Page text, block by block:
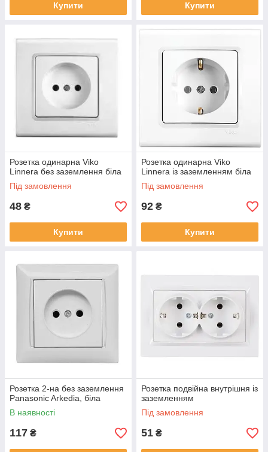
Купити Купити
Розетка одинарна Viko
Linnera без заземлення біла
Під замовлення
48 ₴
Купити
Розетка одинарна Viko
Linnera із заземленням біла
Під замовлення
92 ₴
Купити
Розетка 2-на без заземлення
Panasonic Arkedia, біла
В наявності
117 ₴
Розетка подвійна внутрішня із
заземленням
Під замовлення
51 ₴